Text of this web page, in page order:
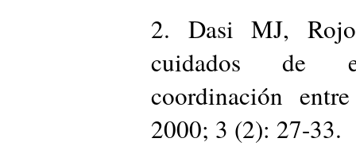
2. Dasi MJ,
cuidados de
coordinación
2000; 3 (2): 27-33.